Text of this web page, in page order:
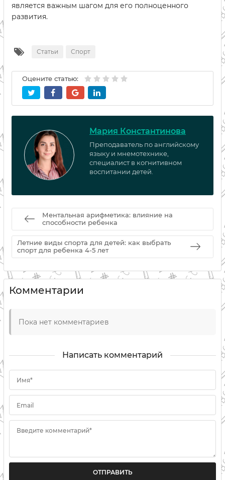
является важным шагом для его полноценного
развития.
Статьи Спорт
Оцените статью:
Мария Константинова
Преподаватель по английскому
языку и мнемотехнике,
специалист в когнитивном
воспитании детей.
Ментальная арифметика: влияние на
способности ребенка
Летние виды спорта для детей: как выбрать
спорт для ребенка 4-5 лет
Комментарии
Пока нет комментариев
Написать комментарий
Имя*
Email
Введите комментарий*
ОТПРАВИТЬ